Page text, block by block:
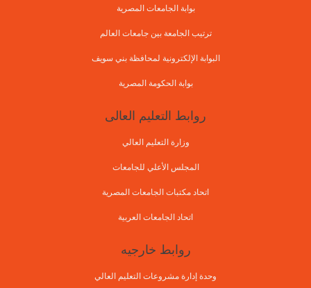
بوابة الجامعات المصرية
ترتيب الجامعة بين جامعات العالم
البوابة الإلكترونية لمحافظة بني سويف
بوابة الحكومة المصرية
روابط التعليم العالى
وزارة التعليم العالي
المجلس الأعلي للجامعات
اتحاد مكتبات الجامعات المصرية
اتحاد الجامعات العربية
روابط خارجيه
وحدة إدارة مشروعات التعليم العالي